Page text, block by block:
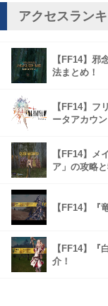
アクセスラン
【FF14】邪
法まとめ！
【FF14】フ
ータアカウ
【FF14】メ
ア」の攻略
【FF14】『
【FF14】『
介！